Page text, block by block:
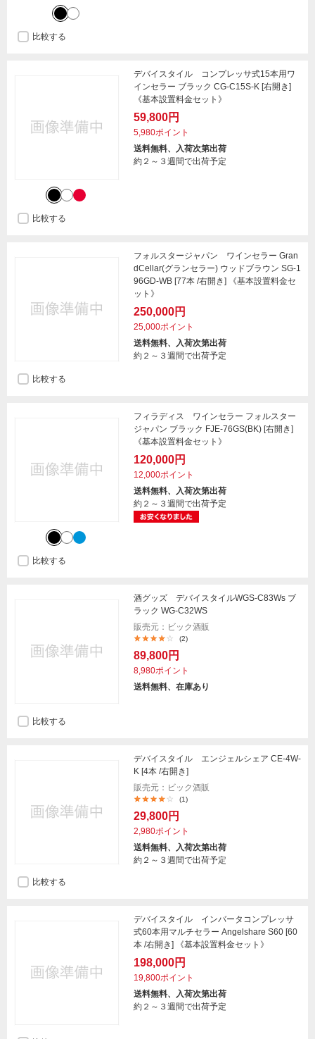
比較する
デバイスタイル コンプレッサ式15本用ワ
インセラー ブラック CG-C15S-K [右開き]
《基本設置料金セット》
59,800円
5,980ポイント
送料無料、入荷次第出荷
約２～３週間で出荷予定
比較する
フォルスタージャパン ワインセラー Gran
dCellar(グランセラー) ウッドブラウン SG-1
96GD-WB [77本 /右開き] 《基本設置料金セ
ット》
250,000円
25,000ポイント
送料無料、入荷次第出荷
約２～３週間で出荷予定
比較する
フィラディス ワインセラー フォルスター
ジャパン ブラック FJE-76GS(BK) [右開き]
《基本設置料金セット》
120,000円
12,000ポイント
送料無料、入荷次第出荷
約２～３週間で出荷予定
比較する
酒グッズ デバイスタイルWGS-C83Ws ブ
ラック WG-C32WS
販売元：ビック酒販
(2)
89,800円
8,980ポイント
送料無料、在庫あり
比較する
デバイスタイル エンジェルシェア CE-4W-
K [4本 /右開き]
販売元：ビック酒販
(1)
29,800円
2,980ポイント
送料無料、入荷次第出荷
約２～３週間で出荷予定
比較する
デバイスタイル インバータコンプレッサ
式60本用マルチセラー Angelshare S60 [60
本 /右開き] 《基本設置料金セット》
198,000円
19,800ポイント
送料無料、入荷次第出荷
約２～３週間で出荷予定